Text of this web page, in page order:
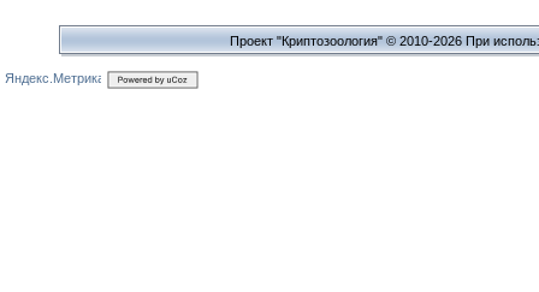
Проект "Криптозоология" © 2010-2026 При